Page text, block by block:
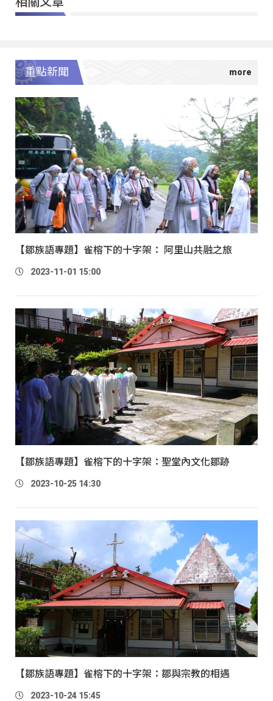
重點新聞
【鄒族語專題】雀榕下的十字架： 阿里山共融之旅
2023-11-01 15:00
【鄒族語專題】雀榕下的十字架：聖堂內文化鄒跡
2023-10-25 14:30
【鄒族語專題】雀榕下的十字架：鄒與宗教的相遇
2023-10-24 15:45